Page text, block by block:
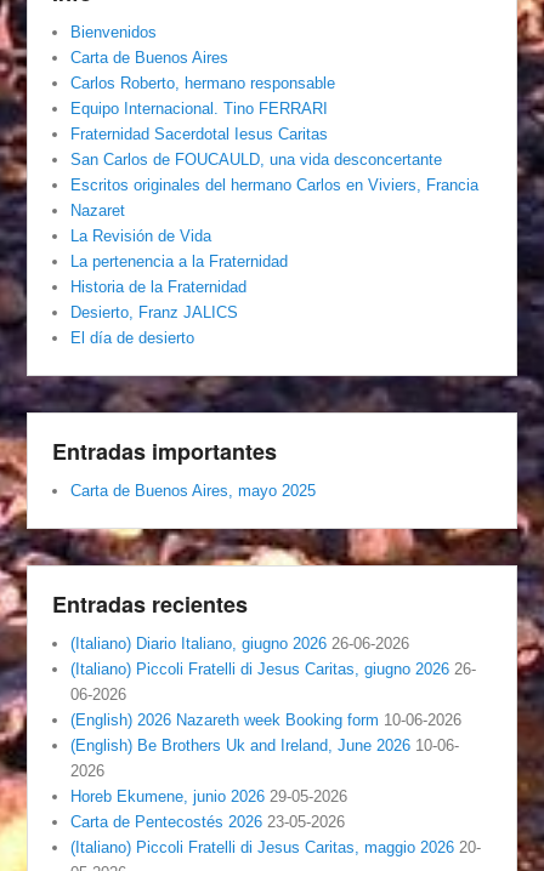
Bienvenidos
Carta de Buenos Aires
Carlos Roberto, hermano responsable
Equipo Internacional. Tino FERRARI
Fraternidad Sacerdotal Iesus Caritas
San Carlos de FOUCAULD, una vida desconcertante
Escritos originales del hermano Carlos en Viviers, Francia
Nazaret
La Revisión de Vida
La pertenencia a la Fraternidad
Historia de la Fraternidad
Desierto, Franz JALICS
El día de desierto
Entradas importantes
Carta de Buenos Aires, mayo 2025
Entradas recientes
(Italiano) Diario Italiano, giugno 2026 26-06-2026
(Italiano) Piccoli Fratelli di Jesus Caritas, giugno 2026 26-
06-2026
(English) 2026 Nazareth week Booking form 10-06-2026
(English) Be Brothers Uk and Ireland, June 2026 10-06-
2026
Horeb Ekumene, junio 2026 29-05-2026
Carta de Pentecostés 2026 23-05-2026
(Italiano) Piccoli Fratelli di Jesus Caritas, maggio 2026 20-